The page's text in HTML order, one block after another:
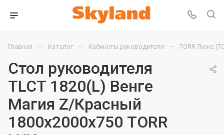
Главная — Каталог — Кабинеты руководителя — TORR Люкс
Стол руководителя
TLCT 1820(L) Венге
Магия Z/Красный
1800х2000х750 TORR